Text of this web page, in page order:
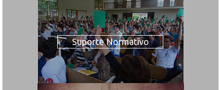
Suporte Normativo